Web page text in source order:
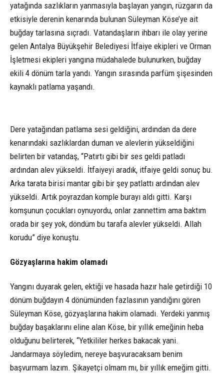
yatağında sazlıkların yanmasıyla başlayan yangın, rüzgarın da
etkisiyle derenin kenarında bulunan Süleyman Köse’ye ait
buğday tarlasına sıçradı. Vatandaşların ihbarı ile olay yerine
gelen Antalya Büyükşehir Belediyesi İtfaiye ekipleri ve Orman
İşletmesi ekipleri yangına müdahalede bulunurken, buğday
ekili 4 dönüm tarla yandı. Yangın sırasında parfüm şişesinden
kaynaklı patlama yaşandı.
Dere yatağından patlama sesi geldiğini, ardından da dere
kenarındaki sazlıklardan duman ve alevlerin yükseldiğini
belirten bir vatandaş, “Patırtı gibi bir ses geldi patladı
ardından alev yükseldi. İtfaiyeyi aradık, itfaiye geldi sonuç bu.
Arka tarata birisi mantar gibi bir şey patlattı ardından alev
yükseldi. Artık poyrazdan komple burayı aldı gitti. Karşı
komşunun çocukları oynuyordu, onlar zannettim ama baktım
orada bir şey yok, döndüm bu tarafa alevler yükseldi. Allah
korudu” diye konuştu.
Gözyaşlarına hakim olamadı
Yangını duyarak gelen, ektiği ve hasada hazır hale getirdiği 10
dönüm buğdayın 4 dönümünden fazlasının yandığını gören
Süleyman Köse, gözyaşlarına hakim olamadı. Yerdeki yanmış
buğday başaklarını eline alan Köse, bir yıllık emeğinin heba
olduğunu belirterek, “Yetkililer herkes bakacak yani.
Jandarmaya söyledim, nereye başvuracaksam benim
başvurmam lazım. Şikayetçi olmam mı, bir yıllık emeğim gitti.